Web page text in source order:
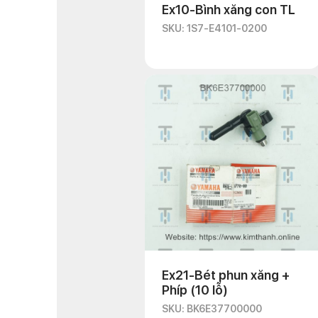
Các bước
Bước 1:
Tháo
thể lắp lại nó sau
Bước 2:
Dùng
Lắp lại
Mua co
Ex10-Bình xăng con TL
SKU: 1S7-E4101-0200
Ex21-Bét phun xăng +
Phíp (10 lỗ)
SKU: BK6E37700000